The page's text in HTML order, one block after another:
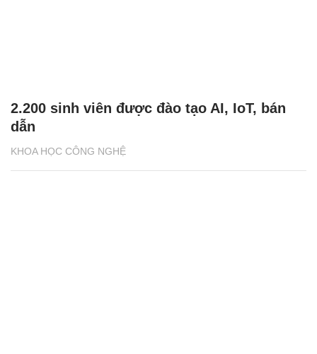
KHOA HỌC CÔNG NGHỆ
2.200 sinh viên được đào tạo AI, IoT, bán
dẫn